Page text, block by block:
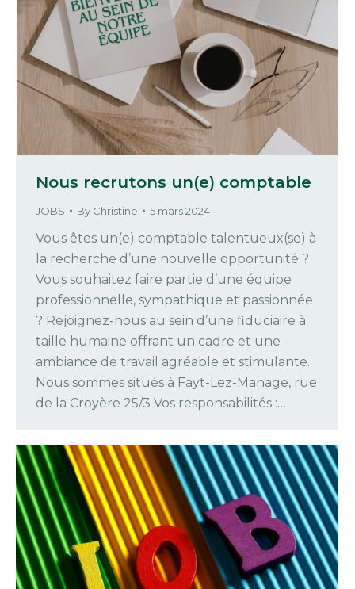
Nous recrutons un(e) comptable
JOBS By Christine 5 mars 2024
Vous êtes un(e) comptable talentueux(se) à
la recherche d’une nouvelle opportunité ?
Vous souhaitez faire partie d’une équipe
professionnelle, sympathique et passionnée
? Rejoignez-nous au sein d’une fiduciaire à
taille humaine offrant un cadre et une
ambiance de travail agréable et stimulante.
Nous sommes situés à Fayt-Lez-Manage, rue
de la Croyère 25/3 Vos responsabilités :…